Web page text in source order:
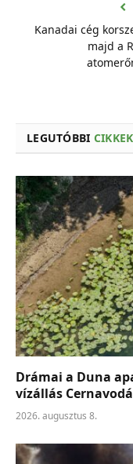
Kanadai cég
majd a
LEGUTÓBBI CIKKEK
Drámai a Duna
vízállás
2026. augusztus 8.